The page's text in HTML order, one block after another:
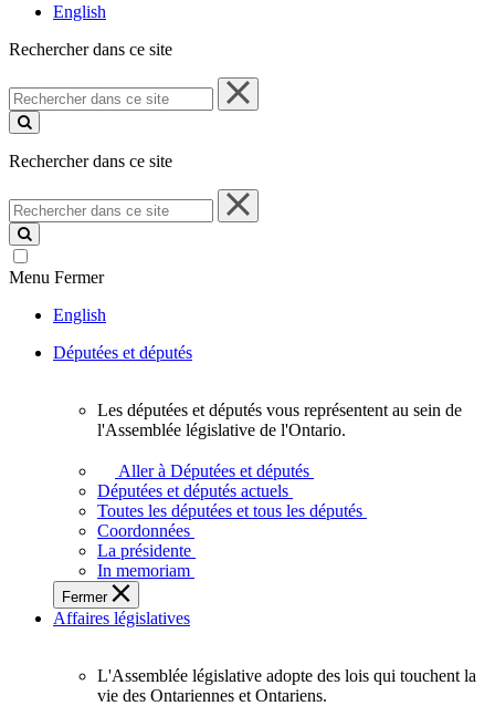
English
Rechercher dans ce site
Rechercher
dans
ce
Rechercher dans ce site
Rechercher
dans
ce
site
Menu Fermer
English
Députées et députés
députés
vous
représentent
sein
de
l'Assemblée
législative
l'Ontario.
Les députées et députés vous représentent au sein de
l'Assemblée législative de l'Ontario.
Aller à Députées et députés
Députées et députés actuels
Toutes les députées et tous les députés
Coordonnées
La présidente
In memoriam
Fermer
Affaires législatives
L'Assemblée
L'Assemblée législative adopte des lois qui touchent la
vie des Ontariennes et Ontariens.